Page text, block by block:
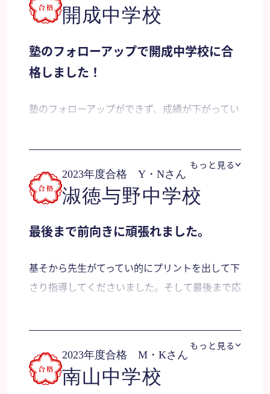
開成中学校
塾のフォローアップで開成中学校に合
格しました！
塾のフォローアップができず、成績が下がってい
やるべきこと（苦手科目）の復習を中心に行うプ
ランを立ててくださったり、一緒に解いたりして
くれて、非常に気持ちが乗りました。受験直前に
支えてくれ、非常に心の支えになりました。本当
に田中先生でよかったと思います。
目標へ向け、最後まで頑張ることができたのは素
手分野の分析・対策を考え進捗をフォローしてい
ただきました。メンタル的役割も担ってくださっ
たと思っております。
もっと見る
2023年度合格 Y・Nさん
淑徳与野中学校
最後まで前向きに頑張れました。
基そから先生がてってい的にプリントを出して下
さり指導してくださいました。そして最後まで応
最後まであきらめずに前向きに頑張ったとおもい
もっと見る
2023年度合格 M・Kさん
南山中学校